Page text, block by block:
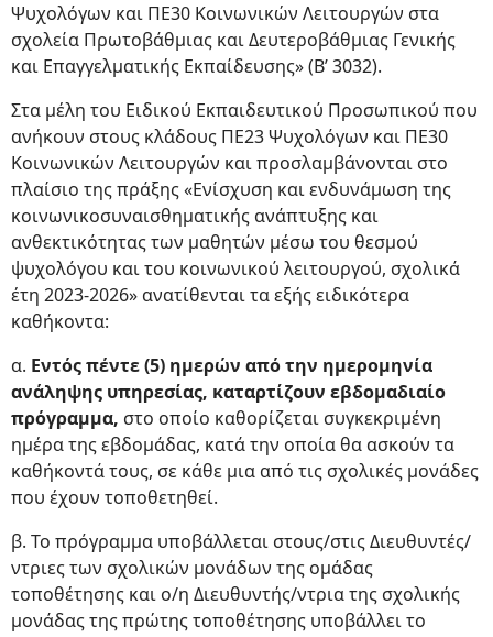
Ψυχολόγων και ΠΕ30 Κοινωνικών Λειτουργών στα
σχολεία Πρωτοβάθμιας και Δευτεροβάθμιας Γενικής
και Επαγγελματικής Εκπαίδευσης» (Β’ 3032).
Στα μέλη του Ειδικού Εκπαιδευτικού Προσωπικού που
ανήκουν στους κλάδους ΠΕ23 Ψυχολόγων και ΠΕ30
Κοινωνικών Λειτουργών και προσλαμβάνονται στο
πλαίσιο της πράξης «Ενίσχυση και ενδυνάμωση της
κοινωνικοσυναισθηματικής ανάπτυξης και
ανθεκτικότητας των μαθητών μέσω του θεσμού
ψυχολόγου και του κοινωνικού λειτουργού, σχολικά
έτη 2023-2026» ανατίθενται τα εξής ειδικότερα
καθήκοντα:
α. Εντός πέντε (5) ημερών από την ημερομηνία
ανάληψης υπηρεσίας, καταρτίζουν εβδομαδιαίο
πρόγραμμα, στο οποίο καθορίζεται συγκεκριμένη
ημέρα της εβδομάδας, κατά την οποία θα ασκούν τα
καθήκοντά τους, σε κάθε μια από τις σχολικές μονάδες
που έχουν τοποθετηθεί.
β. Το πρόγραμμα υποβάλλεται στους/στις Διευθυντές/
ντριες των σχολικών μονάδων της ομάδας
τοποθέτησης και ο/η Διευθυντής/ντρια της σχολικής
μονάδας της πρώτης τοποθέτησης υποβάλλει το